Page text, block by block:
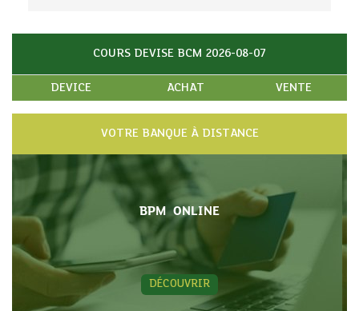
COURS DEVISE BCM 2026-08-07
DEVICE ACHAT VENTE
VOTRE BANQUE À DISTANCE
BPM ONLINE
DÉCOUVRIR